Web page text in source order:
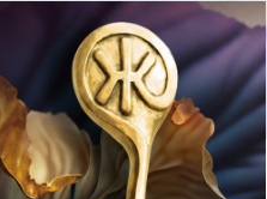
Prijavi se